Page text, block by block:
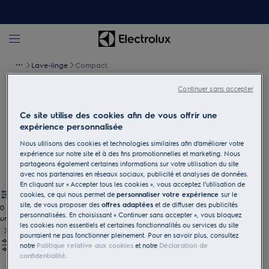
Lave-linge Compact
Lave-linge compacts
Un entretien du linge peu encombrant et sans compromis : nos
entretien efficace et délicat du linge, même dans les espaces
restreints.
0
undefined
Ce site utilise des cookies afin de vous offrir une
expérience personnalisée
Nous utilisons des cookies et technologies similaires afin d’améliorer votre
expérience sur notre site et à des fins promotionnelles et marketing. Nous
partageons également certaines informations sur votre utilisation du site
avec nos partenaires en réseaux sociaux, publicité et analyses de données.
En cliquant sur « Accepter tous les cookies », vous acceptez l’utilisation de
cookies, ce qui nous permet depersonnaliser votre expériencesur le
site, de vous proposer desoffres adaptées et de diffuser des publicités
personnalisées. En choisissant « Continuer sans accepter », vous bloquez
les cookies non essentiels et certaines fonctionnalités ou services du site
pourraient ne pas fonctionner pleinement. Pour en savoir plus, consultez
notre Politique relative aux cookies et notre Déclaration de
confidentialité.
Continuer sans accepter